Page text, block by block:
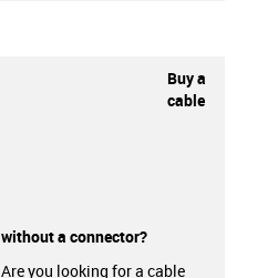
Buy a
cable
without a connector?
Are you looking for a cable